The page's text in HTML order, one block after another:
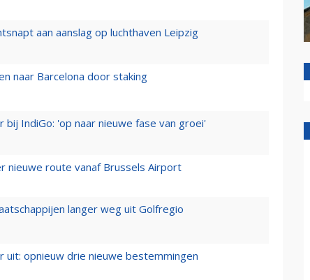
aan aanslag op luchthaven Leipzig
naar Barcelona door staking
IndiGo: 'op naar nieuwe fase van groei'
nieuwe route vanaf Brussels Airport
langer weg uit Golfregio
opnieuw drie nieuwe bestemmingen